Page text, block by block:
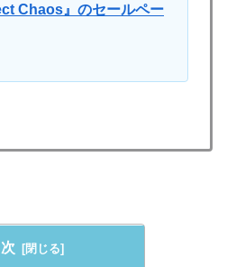
Chaos』のセールペー